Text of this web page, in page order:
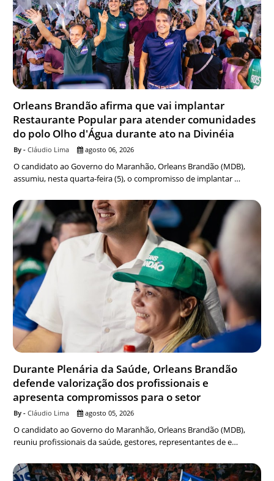
Orleans Brandão afirma que vai implantar
Restaurante Popular para atender comunidades
do polo Olho d'Água durante ato na Divinéia
Cláudio Lima agosto 06, 2026
O candidato ao Governo do Maranhão, Orleans Brandão (MDB),
assumiu, nesta quarta-feira (5), o compromisso de implantar …
Durante Plenária da Saúde, Orleans Brandão
defende valorização dos profissionais e
apresenta compromissos para o setor
Cláudio Lima agosto 05, 2026
O candidato ao Governo do Maranhão, Orleans Brandão (MDB),
reuniu profissionais da saúde, gestores, representantes de e…